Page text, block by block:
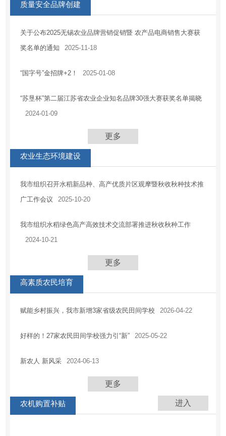
质量安全品牌创建
关于公布2025无锡农业品牌营销促销暨 农产品电商销售大赛获
奖名单的通知
2025-11-18
“国字号”金招牌+2！ 2025-01-08
“苏垦杯”第二届江苏省农业企业知名品牌30强大赛获奖名单揭晓
2024-01-09
更多
农业生态环境建设
我市组织召开水稻新品种、高产优质片区观摩暨秋收秋种技术推
广工作会议
2025-10-20
我市组织水稻绿色高产高效技术交流部署推进秋收秋种工作
2024-10-21
更多
高素质农民培育
赋能乡村振兴，我市新增3家省级农民田间学校 2026-04-22
好样的！27家农民田间学校强力引“新” 2025-05-22
新农人 新风采 2024-06-13
更多
农机购置补贴 进入